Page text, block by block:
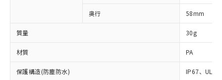
奥行 58mm
質量 30g
材質 PA
保護構造(防塵防水) IP67、UL規
本サービスは、当社制御機器事業取扱
当社制御機器事業取扱商品の中には、
本サービスの対象外となる商品もある
調査・確認中：EU RoHS指令（10物質）の
仕入先様の事情により、非含有部品として
いたものが、含有品と判明した場合などや
「○」：最大均質材料含有率が中国RoHSの
「×」：最大均質材料含有率が中国RoHSの
基準値を超えていることを示します。